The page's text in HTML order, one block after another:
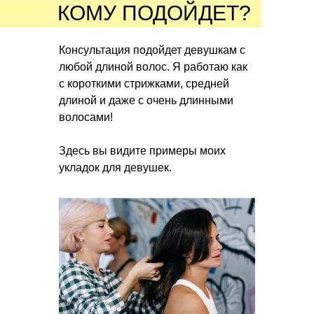
КОМУ ПОДОЙДЕТ?
Консультация подойдет девушкам с
любой длиной волос. Я работаю как
с короткими стрижками, средней
длиной и дажe c очень длинными
волосами!
Здесь вы видите примеры моих
укладок для девушек.